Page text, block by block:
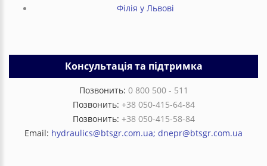
Філія у Львові
Консультація та підтримка
Позвонить: 0 800 500 - 511
Позвонить: +38 050-415-64-84
Позвонить: +38 050-415-58-84
Email: hydraulics@btsgr.com.ua; dnepr@btsgr.com.ua